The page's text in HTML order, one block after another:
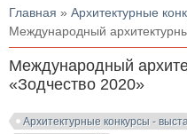
Вы здесь
Главная » Архитектурные
Международный
Международный
«Зодчество 2020»
Архитектурные конкурсы -